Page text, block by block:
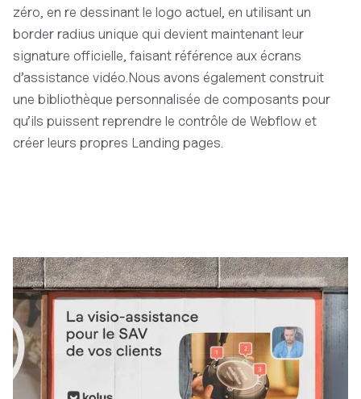
zéro, en re dessinant le logo actuel, en utilisant un
border radius unique qui devient maintenant leur
signature officielle, faisant référence aux écrans
d’assistance vidéo.Nous avons également construit
une bibliothèque personnalisée de composants pour
qu’ils puissent reprendre le contrôle de Webflow et
créer leurs propres Landing pages.